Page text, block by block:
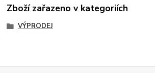
Zboží zařazeno v kategoriích
VÝPRODEJ